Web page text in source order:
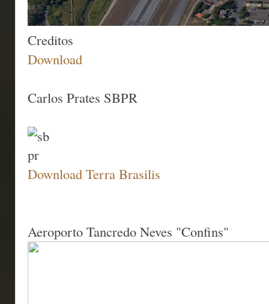
Creditos
Download
Carlos Prates SBPR
Download Terra Brasilis
Aeroporto Tancredo Neves "Confins"